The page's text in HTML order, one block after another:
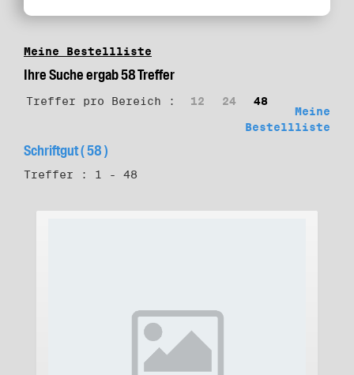
Meine Bestellliste
Ihre Suche ergab 58 Treffer
Treffer pro Bereich : 12 24
48
Meine
Bestellliste
Schriftgut ( 58 )
Treffer : 1 - 48